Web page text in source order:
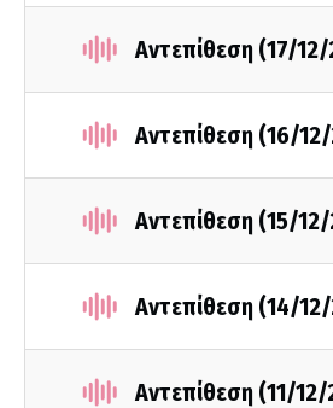
Αντεπίθεση (17/
Αντεπίθεση (16/
Αντεπίθεση (15/
Αντεπίθεση (14/
Αντεπίθεση (11/